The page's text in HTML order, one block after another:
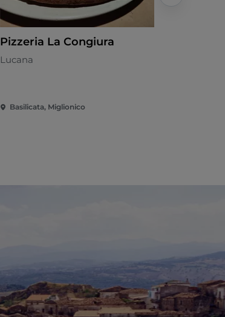
Pizzeria La Congiura
Lucana
Basilicata, Miglionico